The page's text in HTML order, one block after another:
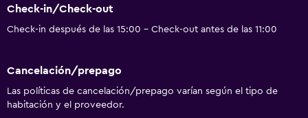
Check-in/Check-out
Check-in después de las 15:00 - Check-out antes de las 11:00
Cancelación/prepago
Las políticas de cancelación/prepago varían según el tipo de
habitación y el proveedor.